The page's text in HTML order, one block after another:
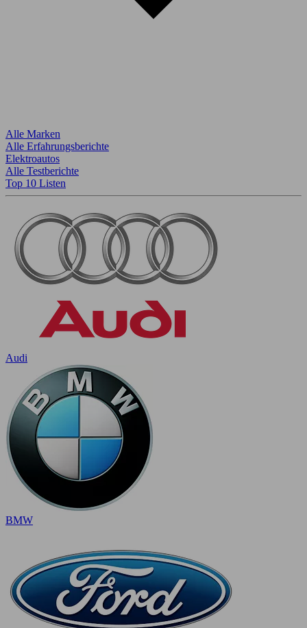
Alle Marken
Alle Erfahrungsberichte
Elektroautos
Alle Testberichte
Top 10 Listen
Audi
BMW